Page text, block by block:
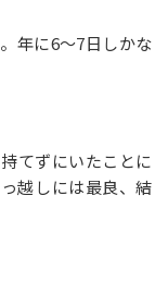
年に6〜7日しかな
てずにいたことに
越しには最良、結